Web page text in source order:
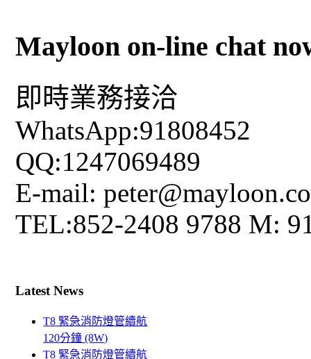
Mayloon on-line chat
即時業務接洽
WhatsApp:91808452
QQ:1247069489
E-mail:
TEL:852-2408 9788 M:
Latest News
T8 緊急消防燈管續航
120分鐘 (8W)
T8 緊急消防燈管續航